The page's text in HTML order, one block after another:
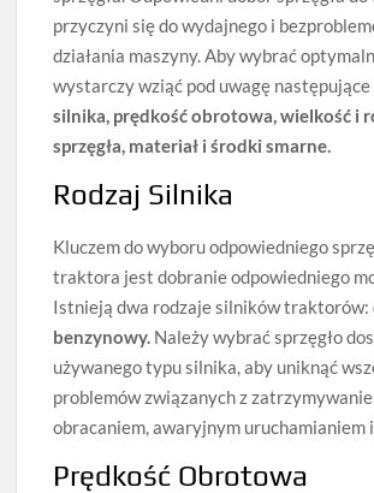
przyczyni się do wydajnego i
działania maszyny. Aby wybrać
wystarczy wziąć pod uwagę następujące
silnika, prędkość obrotowa, wielkość i
sprzęgła, materiał i środki smarne.
Rodzaj Silnika
Kluczem do wyboru odpowiedniego
traktora jest dobranie odpowiedniego
Istnieją dwa rodzaje silników traktorów:
benzynowy. Należy wybrać sprzęgło
używanego typu silnika, aby uniknąć
problemów związanych z
obracaniem, awaryjnym uruchamianiem
Prędkość Obrotowa